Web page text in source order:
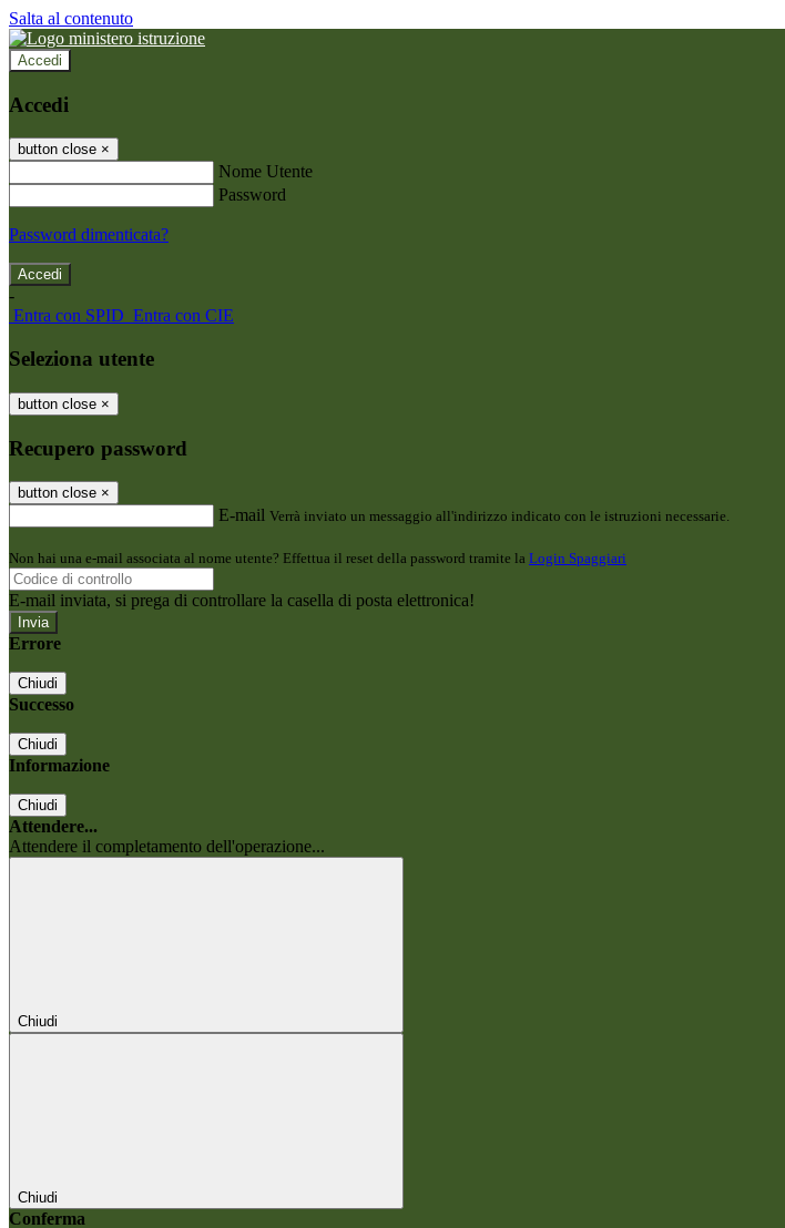
Salta al contenuto
Accedi
Accedi
button close ×
Nome Utente
Password
Password dimenticata?
-
Entra con SPID Entra con CIE
Seleziona utente
button close ×
Recupero password
button close ×
E-mail Verrà inviato un messaggio all'indirizzo indicato con le istruzioni necessarie.
Non hai una e-mail associata al nome utente? Effettua il reset della password tramite la Login Spaggiari
E-mail inviata, si prega di controllare la casella di posta elettronica!
Errore
Chiudi
Successo
Chiudi
Informazione
Chiudi
Attendere...
Attendere il completamento dell'operazione...
Chiudi
Chiudi
Conferma